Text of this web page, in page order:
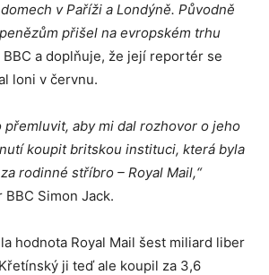
v Paříži a Londýně. Původně
přišel na evropském trhu
a doplňuje, že její reportér se
loni v červnu.
přemluvit, aby mi dal rozhovor o jeho
koupit britskou instituci, která byla
rodinné stříbro – Royal Mail,“
Simon Jack.
hodnota Royal Mail šest miliard liber
ji teď ale koupil za 3,6